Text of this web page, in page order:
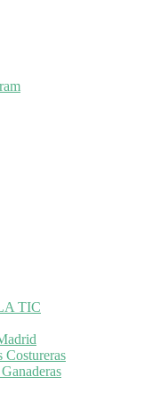
TIC
Costureras